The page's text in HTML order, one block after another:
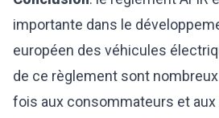
importante dans le
européen des véhicules
de ce règlement sont
fois aux consommateurs et